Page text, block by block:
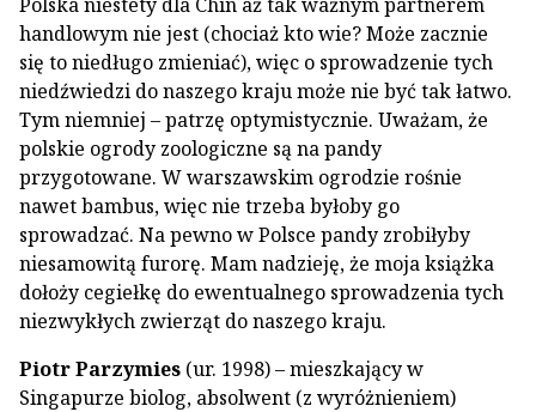
handlowym nie jest (chociaż kto wie? Może zacznie
się to niedługo zmieniać), więc o sprowadzenie tych
niedźwiedzi do naszego kraju może nie być tak łatwo.
Tym niemniej – patrzę optymistycznie. Uważam, że
polskie ogrody zoologiczne są na pandy
przygotowane. W warszawskim ogrodzie rośnie
nawet bambus, więc nie trzeba byłoby go
sprowadzać. Na pewno w Polsce pandy zrobiłyby
niesamowitą furorę. Mam nadzieję, że moja książka
dołoży cegiełkę do ewentualnego sprowadzenia tych
niezwykłych zwierząt do naszego kraju.
Piotr Parzymies (ur. 1998) – mieszkający w
Singapurze biolog, absolwent (z wyróżnieniem)